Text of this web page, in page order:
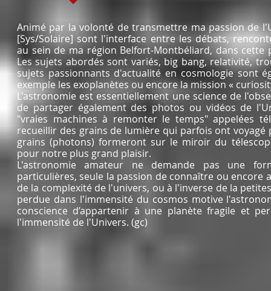
Animé par la volonté de transmettre ma passion de
[Sys/Solaire] sont l'interface entre les débats,
au sein de ma région Belfort-Montbéliard, dans cette
Les sujets abordés sont variés, big bang, relativité,
sujets passionnants d'actualité en cosmologie sont
exemple les exoplanètes ou encore la mission «
L'astronomie est essentiellement une science de
de partager également des photos ou vidéos de
"vraies machines à remonter le temps" appelées
recueillir des grains de lumière qui parfois ont voyagé
grains (photons) formeront sur le miroir du
pour notre plus grand plaisir.
L'astronomie amateur ne demande pas une
particulières, seule la passion de connaître ou encore
de la complexité de l'univers, ou à l'inverse de la
perdue dans l'immensité du cosmos motive
conscience d’appartenir à une planète fragile et
l'immensité de l'Univers. (gc)